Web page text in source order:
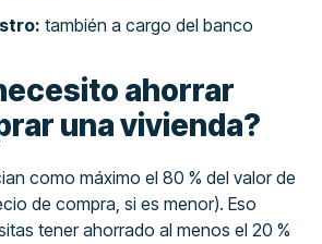
también a cargo del banco
ahorrar
una vivienda?
como máximo el 80 % del valor de
de compra, si es menor). Eso
tener ahorrado al menos el 20 %